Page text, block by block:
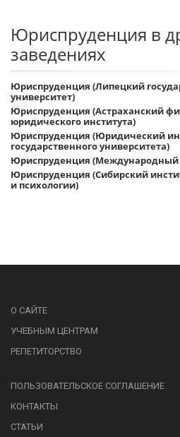
Юриспруденция в
заведениях
Юриспруденция (Липецкий
университет)
Юриспруденция (Астраханский
юридического института)
Юриспруденция (Юридический
государственного университета)
Юриспруденция (Международный
Юриспруденция (Сибирский
и психологии)
О САЙТЕ
УЧЕБНЫМ ЦЕНТРАМ
РЕПЕТИТОРСТВО
ПОЛЬЗОВАТЕЛЬСКОЕ СОГЛАШЕНИЕ
КОНТАКТЫ
СТАТЬИ